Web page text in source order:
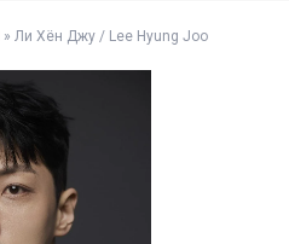
» Ли Хён Джу / Lee Hyung Joo